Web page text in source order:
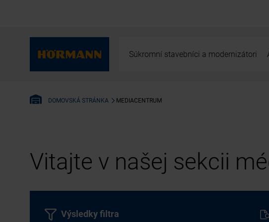
Súkromní stavebníci a modernizátori
DOMOVSKÁ STRÁNKA MEDIACENTRUM
Vitajte v našej sekcii
Výsledky filtra